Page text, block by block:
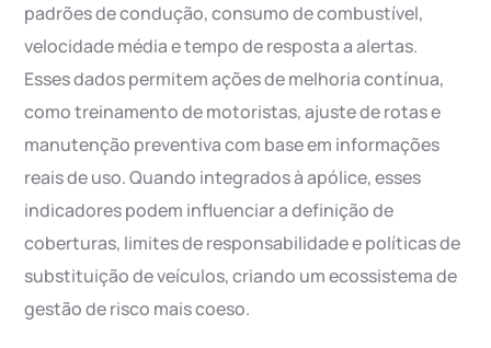
padrões de condução, consumo de combustível,
velocidade média e tempo de resposta a alertas.
Esses dados permitem ações de melhoria contínua,
como treinamento de motoristas, ajuste de rotas e
manutenção preventiva com base em informações
reais de uso. Quando integrados à apólice, esses
indicadores podem influenciar a definição de
coberturas, limites de responsabilidade e políticas de
substituição de veículos, criando um ecossistema de
gestão de risco mais coeso.